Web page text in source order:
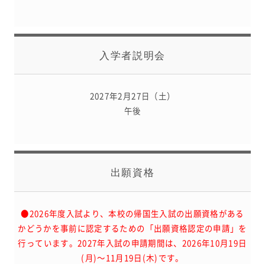
入学者説明会
2027年2月27日（土）
午後
出願資格
●2026年度入試より、本校の帰国生入試の出願資格がある
かどうかを事前に認定するための「出願資格認定の申請」を
行っています。2027年入試の申請期間は、2026年10月19日
(月)～11月19日(木)です。